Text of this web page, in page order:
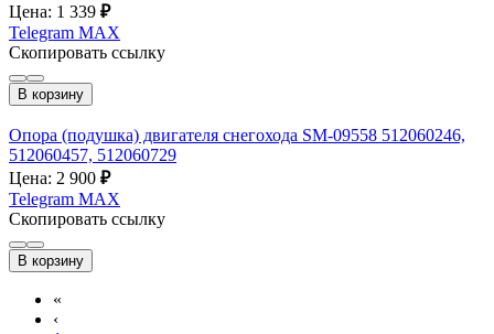
Цена: 1 339 ₽
Telegram MAX
Скопировать ссылку
В корзину
Опора (подушка) двигателя снегохода SM-09558 512060246,
512060457, 512060729
Цена: 2 900 ₽
Telegram MAX
Скопировать ссылку
В корзину
«
‹